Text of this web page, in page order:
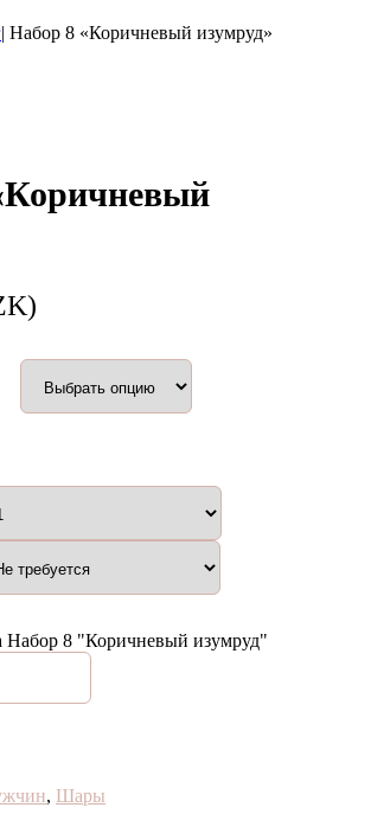
| Набор 8 «Коричневый изумруд»
Набор 8 "Коричневый изумруд"
, Шары